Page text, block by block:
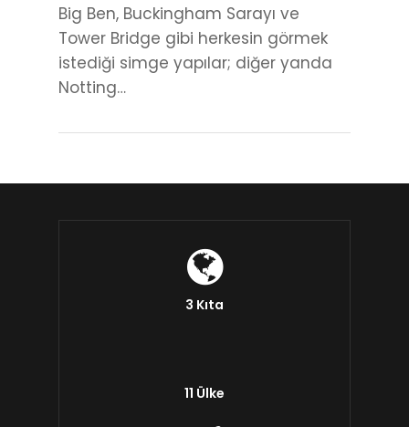
Big Ben, Buckingham Sarayı ve
Tower Bridge gibi herkesin görmek
istediği simge yapılar; diğer yanda
Notting…
3 Kıta
11 Ülke